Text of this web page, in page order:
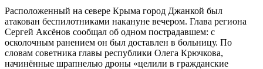
Расположенный на севере Крыма город Джанкой был
атакован беспилотниками накануне вечером. Глава региона
Сергей Аксёнов сообщал об одном пострадавшем: с
осколочным ранением он был доставлен в больницу. По
словам советника главы республики Олега Крючкова,
начинённые шрапнелью дроны «целили в гражданские